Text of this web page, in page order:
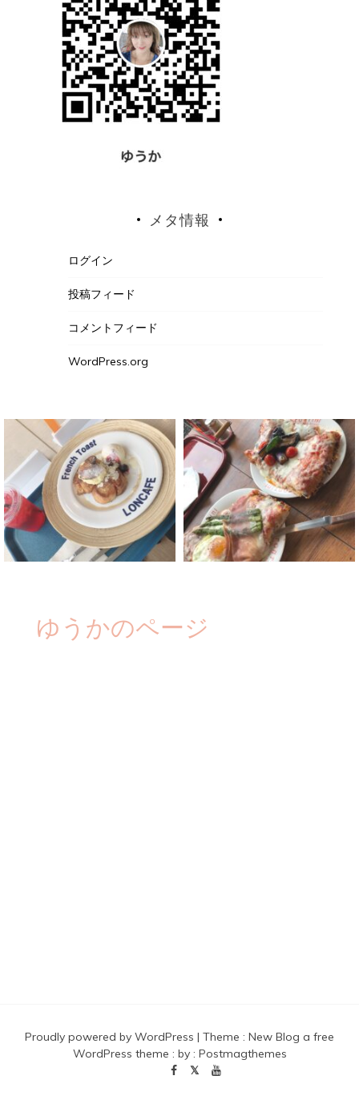
メタ情報
ログイン
投稿フィード
コメントフィード
WordPress.org
ゆうかのページ
Proudly powered by WordPress | Theme : New Blog a free
WordPress theme : by : Postmagthemes